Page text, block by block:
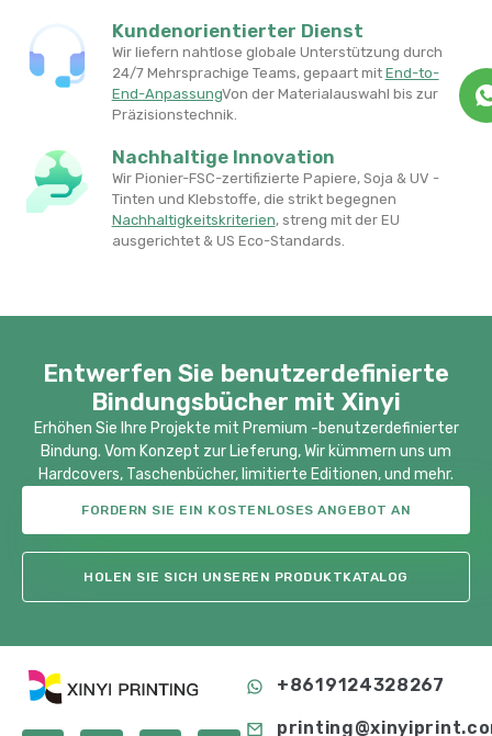
Kundenorientierter Dienst
Wir liefern nahtlose globale Unterstützung durch
24/7 Mehrsprachige Teams, gepaart mit End-to-
End-AnpassungVon der Materialauswahl bis zur
Präzisionstechnik.
Nachhaltige Innovation
Wir Pionier-FSC-zertifizierte Papiere, Soja & UV -
Tinten und Klebstoffe, die strikt begegnen
Nachhaltigkeitskriterien​, streng mit der EU
ausgerichtet & US Eco-Standards.
Entwerfen Sie benutzerdefinierte
Bindungsbücher mit Xinyi
Erhöhen Sie Ihre Projekte mit Premium -benutzerdefinierter
Bindung. Vom Konzept zur Lieferung, Wir kümmern uns um
Hardcovers, Taschenbücher, limitierte Editionen, und mehr.
FORDERN SIE EIN KOSTENLOSES ANGEBOT AN
HOLEN SIE SICH UNSEREN PRODUKTKATALOG
+8619124328267